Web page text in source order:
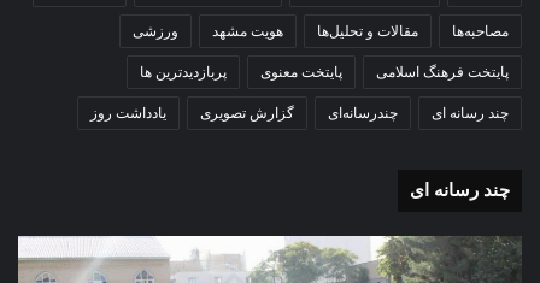
مصاحبه‌ها مقالات و تحلیل‌ها هویت مشهد ورزشی
پایتخت فرهنگ اسلامی پایتخت معنوی پربازدیدترین ها
چند رسانه ای چندرسانه‌ای گزارش تصویری یادداشت روز
چند رسانه ای
گزارش
تصویری